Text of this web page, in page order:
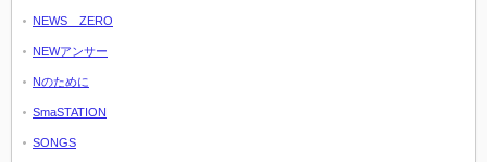
NEWS ZERO
NEWアンサー
Nのために
SmaSTATION
SONGS